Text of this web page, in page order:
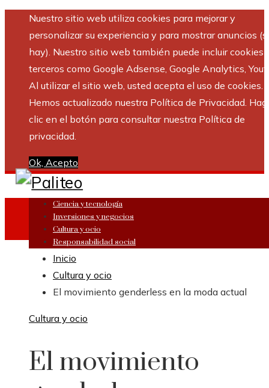
Nuestro sitio web utiliza cookies para mejorar y
personalizar su experiencia y para mostrar anuncios
hay). Nuestro sitio web también puede incluir cookies
terceros como Google Adsense, Google Analytics,
Al utilizar el sitio web, usted acepta el uso de cookies.
Hemos actualizado nuestra Política de Privacidad.
clic en el botón para consultar nuestra Política de
privacidad.
Ok, Acepto
Ciencia y tecnología
Inversiones y negocios
Cultura y ocio
Responsabilidad social
Inicio
Cultura y ocio
El movimiento genderless en la moda actual
Cultura y ocio
El movimiento